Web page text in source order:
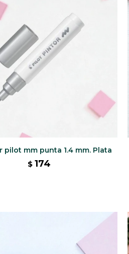
pilot mm punta 1.4 mm. Plata
$ 174